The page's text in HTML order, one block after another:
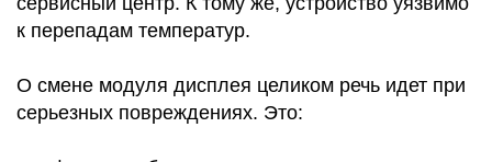
к перепадам температур.
О смене модуля дисплея целиком речь идет при
серьезных повреждениях. Это: